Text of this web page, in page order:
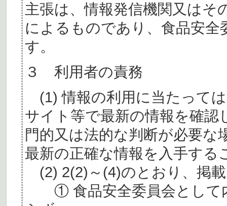
主張は、情報発信機関又はそ
によるものであり、食品安
す。
３ 利用者の責務
(1) 情報の利用に当たって
サイト等で最新の情報を確認
門的又は法的な判断が必要
最新の正確な情報を入手する
(2) 2(2)～(4)のとおり、掲
① 食品安全委員会として